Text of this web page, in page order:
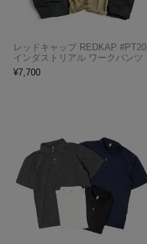
レッドキャップ REDKAP #PT20
インダストリアル ワークパンツ
¥7,700